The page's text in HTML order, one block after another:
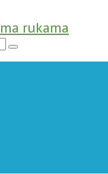
rukama